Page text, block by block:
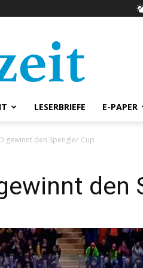
LESERBRIEFE E-PAPER
gewinnt den Spengler Cup
den